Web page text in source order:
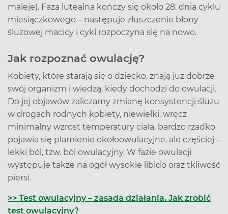
maleje). Faza lutealna kończy się około 28. dnia cyklu
miesiączkowego – następuje złuszczenie błony
śluzowej macicy i cykl rozpoczyna się na nowo.
Jak rozpoznać owulację?
Kobiety, które starają się o dziecko, znają już dobrze
swój organizm i wiedzą, kiedy dochodzi do owulacji.
Do jej objawów zaliczamy zmianę konsystencji śluzu
w drogach rodnych kobiety, niewielki, wręcz
minimalny wzrost temperatury ciała, bardzo rzadko
pojawia się plamienie okołoowulacyjne, ale częściej –
lekki ból, tzw. ból owulacyjny. W fazie owulacji
występuje także na ogół wysokie libido oraz tkliwość
piersi.
>> Test owulacyjny – zasada działania. Jak zrobić
test owulacyjny?